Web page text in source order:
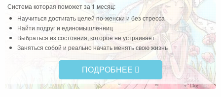
Система которая поможет за 1 месяц:
Научиться достигать целей по-женски и без стресса
Найти подруг и единомышленниц
Выбраться из состояния, которое не устраивает
Заняться собой и реально начать менять свою жизнь
ПОДРОБНЕЕ